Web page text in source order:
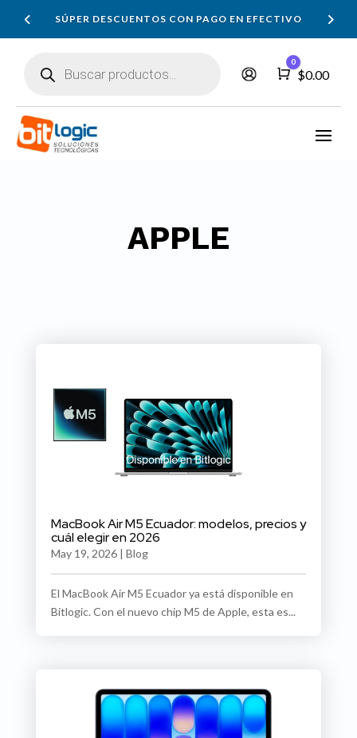
SÚPER DESCUENTOS CON PAGO EN EFECTIVO
productos
Carro
0
$0.00
APPLE
MacBook Air M5 Ecuador: modelos, precios y
cuál elegir en 2026
May 19, 2026| Blog
El MacBook Air M5 Ecuador ya está disponible en
Bitlogic. Con el nuevo chip M5 de Apple, esta es...